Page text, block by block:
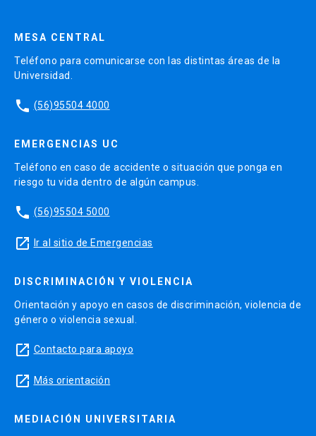
MESA CENTRAL
Teléfono para comunicarse con las distintas áreas de la
Universidad.
phone (56)95504 4000
EMERGENCIAS UC
Teléfono en caso de accidente o situación que ponga en
riesgo tu vida dentro de algún campus.
phone (56)95504 5000
launch Ir al sitio de Emergencias
DISCRIMINACIÓN Y VIOLENCIA
Orientación y apoyo en casos de discriminación, violencia de
género o violencia sexual.
launch Contacto para apoyo
launch Más orientación
MEDIACIÓN UNIVERSITARIA